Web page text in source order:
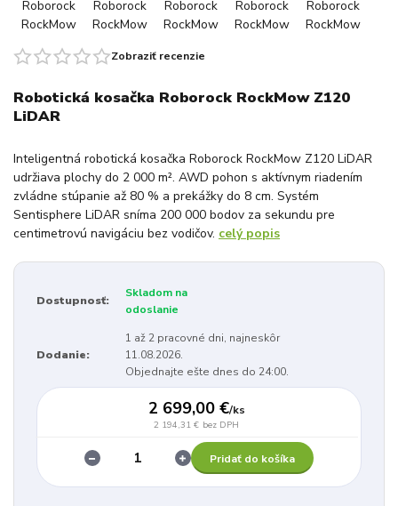
Zobraziť recenzie
Robotická kosačka Roborock RockMow Z120
LiDAR
Inteligentná robotická kosačka Roborock RockMow Z120 LiDAR
udržiava plochy do 2 000 m². AWD pohon s aktívnym riadením
zvládne stúpanie až 80 % a prekážky do 8 cm. Systém
Sentisphere LiDAR sníma 200 000 bodov za sekundu pre
centimetrovú navigáciu bez vodičov. celý popis
Dostupnosť:
Skladom na
odoslanie
Dodanie:
1 až 2 pracovné dni, najneskôr
11.08.2026.
Objednajte ešte dnes do 24:00.
2 699,00 €/ks
2 194,31 € bez DPH
Pridať do košíka